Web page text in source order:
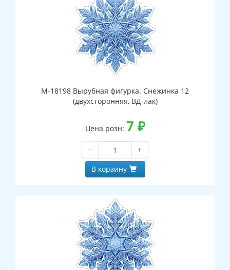
М-18198 Вырубная фигурка. Снежинка 12
(двухсторонняя, ВД-лак)
Цена розн: 7 ₽
−
+
В корзину